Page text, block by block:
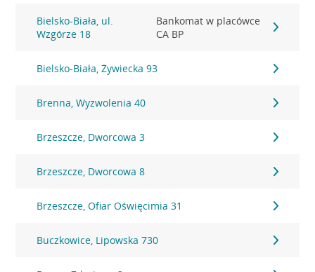
Bielsko-Biała, ul.
Wzgórze 18
Bankomat w placówce
CA BP
Bielsko-Biała, Żywiecka 93
Brenna, Wyzwolenia 40
Brzeszcze, Dworcowa 3
Brzeszcze, Dworcowa 8
Brzeszcze, Ofiar Oświęcimia 31
Buczkowice, Lipowska 730